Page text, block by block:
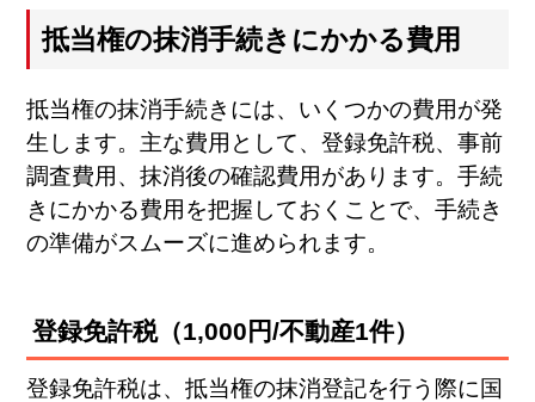
抵当権の抹消手続きにかかる費用
抵当権の抹消手続きには、いくつかの費用が発
生します。主な費用として、登録免許税、事前
調査費用、抹消後の確認費用があります。手続
きにかかる費用を把握しておくことで、手続き
の準備がスムーズに進められます。
登録免許税（1,000円/不動産1件）
登録免許税は、抵当権の抹消登記を行う際に国